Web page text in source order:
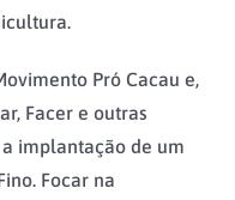
Pró Cacau e,
Facer e outras
implantação de um
Focar na